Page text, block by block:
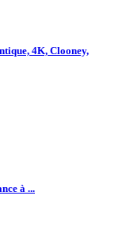
4K, Clooney,
à ...